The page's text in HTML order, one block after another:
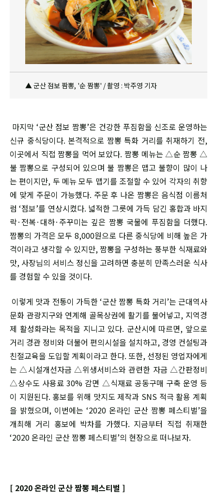
▲ 군산 점보 짬뽕, '순 짬뽕' / 촬영 : 박주영 기자
마지막 ‘군산 점보 짬뽕’은 건강한 푸짐함을 신조로 운영하는
신규 중식당이다. 본격적으로 짬뽕 특화 거리를 취재하기 전,
이곳에서 직접 짬뽕을 먹어 보았다. 짬뽕 메뉴는 △순 짬뽕 △
불 짬뽕으로 구성되어 있으며 불 짬뽕은 맵고 불향이 많이 나
는 편이지만, 두 메뉴 모두 맵기를 조절할 수 있어 각자의 취향
에 맞게 주문이 가능했다. 주문 후 나온 짬뽕은 음식점 이름처
럼 ‘점보’를 연상시켰다. 넓적한 그릇에 가득 담긴 홍합과 바지
락·전복·대하·주꾸미는 깊은 짬뽕 국물에 푸짐함을 더했다.
짬뽕의 가격은 모두 8,000원으로 다른 중식당에 비해 높은 가
격이라고 생각할 수 있지만, 짬뽕을 구성하는 풍부한 식재료와
맛, 사장님의 서비스 정신을 고려하면 충분히 만족스러운 식사
를 경험할 수 있을 것이다.
이렇게 맛과 전통이 가득한 ‘군산 짬뽕 특화 거리’는 근대역사
문화 관광지구와 연계해 골목상권에 활기를 불어넣고, 지역경
제 활성화라는 목적을 지니고 있다. 군산시에 따르면, 앞으로
거리 경관 정비와 더불어 편의시설을 설치하고, 경영 컨설팅과
친절교육을 도입할 계획이라고 한다. 또한, 선정된 영업자에게
는 △시설개선자금 △위생서비스와 관련한 자금 △간판정비
△상수도 사용료 30% 감면 △식재료 공동구매 구축 운영 등
이 지원된다. 홍보를 위해 맛지도 제작과 SNS 적극 활용 계획
을 밝혔으며, 이번에는 ‘2020 온라인 군산 짬뽕 페스티벌’을
개최해 거리 홍보에 박차를 가했다. 지금부터 직접 취재한
‘2020 온라인 군산 짬뽕 페스티벌’의 현장으로 떠나보자.
[ 2020 온라인 군산 짬뽕 페스티벌 ]